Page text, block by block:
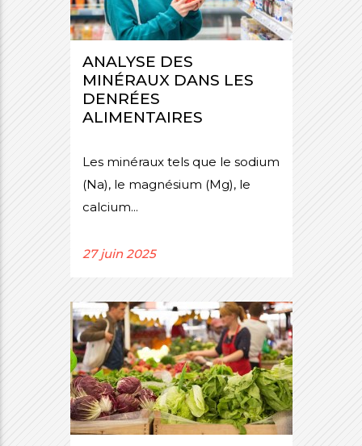
ANALYSE DES
MINÉRAUX DANS LES
DENRÉES
ALIMENTAIRES
Les minéraux tels que le sodium
(Na), le magnésium (Mg), le
calcium...
27 juin 2025